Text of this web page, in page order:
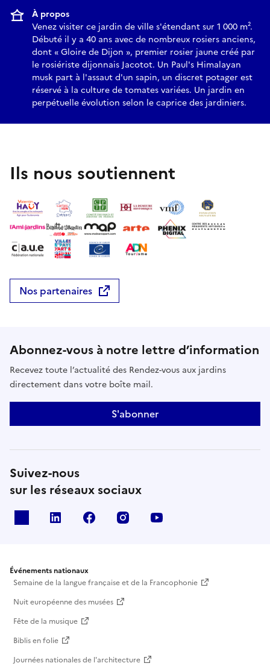
À propos
Venez visiter ce jardin de ville s'étendant sur 1 000 m².
Débuté il y a 40 ans avec de nombreux rosiers anciens,
dont « Gloire de Dijon », premier rosier jaune créé par
le rosiériste dijonnais Jacotot. Un Paul's Himalayan
musk part à l'assaut d'un sapin, un discret potager est
réservé à la culture de tomates variées. Un jardin en
perpétuelle évolution selon le caprice des jardiniers.
Ils nous soutiennent
Nos partenaires
Abonnez-vous à notre lettre d’information
Recevez toute l’actualité des Rendez-vous aux jardins
directement dans votre boîte mail.
S'abonner
Suivez-nous
sur les réseaux sociaux
Linkedin Facebook Instagram
Événements nationaux
Semaine de la langue française et de la Francophonie
Nuit européenne des musées
Fête de la musique
Biblis en folie
Journées nationales de l'architecture